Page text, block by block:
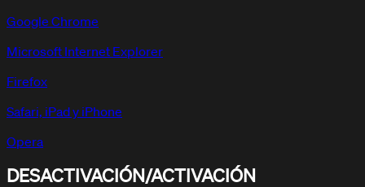
Google Chrome
Microsoft Internet Explorer
Firefox
Safari, iPad y iPhone
Opera
DESACTIVACIÓN/ACTIVACIÓN